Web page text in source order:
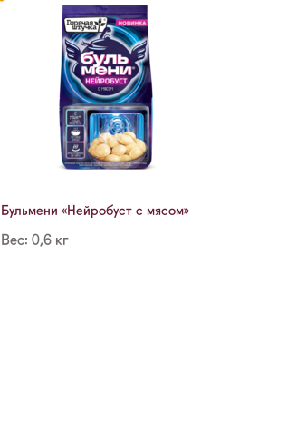
Бульмени «Нейробуст с мясом»
Вес: 0,6 кг